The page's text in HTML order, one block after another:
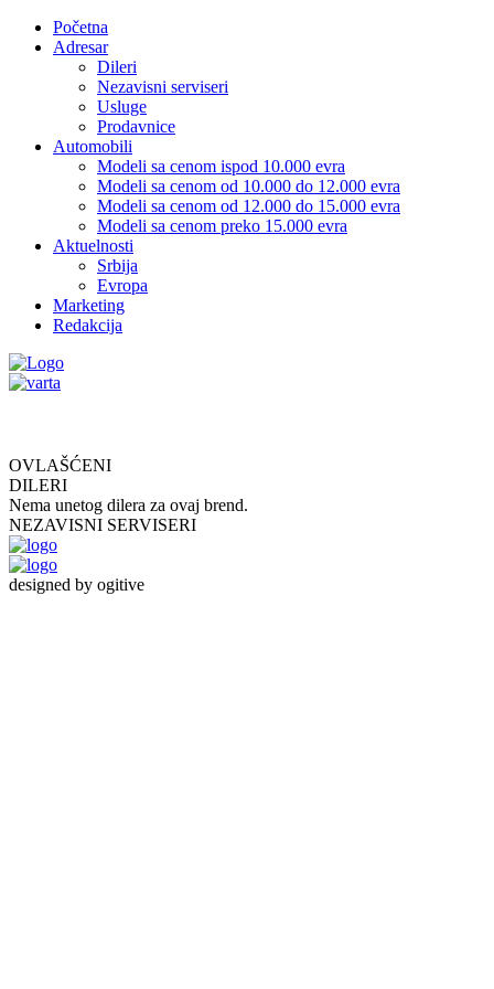
Početna
Adresar
Dileri
Nezavisni serviseri
Usluge
Prodavnice
Automobili
Modeli sa cenom ispod 10.000 evra
Modeli sa cenom od 10.000 do 12.000 evra
Modeli sa cenom od 12.000 do 15.000 evra
Modeli sa cenom preko 15.000 evra
Aktuelnosti
Srbija
Evropa
Marketing
Redakcija
OVLAŠĆENI
DILERI
Nema unetog dilera za ovaj brend.
NEZAVISNI SERVISERI
designed by ogitive